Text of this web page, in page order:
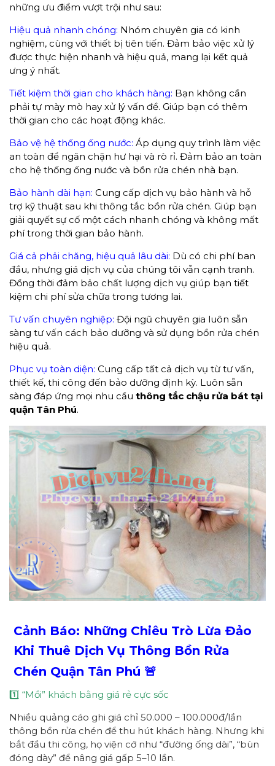
những ưu điểm vượt trội như sau:
Hiệu quả nhanh chóng: Nhóm chuyên gia có kinh
nghiệm, cùng với thiết bị tiên tiến. Đảm bảo việc xử lý
được thực hiện nhanh và hiệu quả, mang lại kết quả
ưng ý nhất.
Tiết kiệm thời gian cho khách hàng: Bạn không cần
phải tự mày mò hay xử lý vấn đề. Giúp bạn có thêm
thời gian cho các hoạt động khác.
Bảo vệ hệ thống ống nước: Áp dụng quy trình làm việc
an toàn để ngăn chặn hư hại và rò rỉ. Đảm bảo an toàn
cho hệ thống ống nước và bồn rửa chén nhà bạn.
Bảo hành dài hạn: Cung cấp dịch vụ bảo hành và hỗ
trợ kỹ thuật sau khi thông tắc bồn rửa chén. Giúp bạn
giải quyết sự cố một cách nhanh chóng và không mất
phí trong thời gian bảo hành.
Giá cả phải chăng, hiệu quả lâu dài: Dù có chi phí ban
đầu, nhưng giá dịch vụ của chúng tôi vẫn cạnh tranh.
Đồng thời đảm bảo chất lượng dịch vụ giúp bạn tiết
kiệm chi phí sửa chữa trong tương lai.
Tư vấn chuyên nghiệp: Đội ngũ chuyên gia luôn sẵn
sàng tư vấn cách bảo dưỡng và sử dụng bồn rửa chén
hiệu quả.
Phục vụ toàn diện: Cung cấp tất cả dịch vụ từ tư vấn,
thiết kế, thi công đến bảo dưỡng định kỳ. Luôn sẵn
sàng đáp ứng mọi nhu cầu thông tắc chậu rửa bát tại
quận Tân Phú.
Cảnh Báo: Những Chiêu Trò Lừa Đảo
Khi Thuê Dịch Vụ Thông Bồn Rửa
Chén Quận Tân Phú 🚨
1️⃣ “Mồi” khách bằng giá rẻ cực sốc
Nhiều quảng cáo ghi giá chỉ 50.000 – 100.000đ/lần
thông bồn rửa chén để thu hút khách hàng. Nhưng khi
bắt đầu thi công, họ viện cớ như “đường ống dài”, “bùn
đóng dày” để nâng giá gấp 5–10 lần.